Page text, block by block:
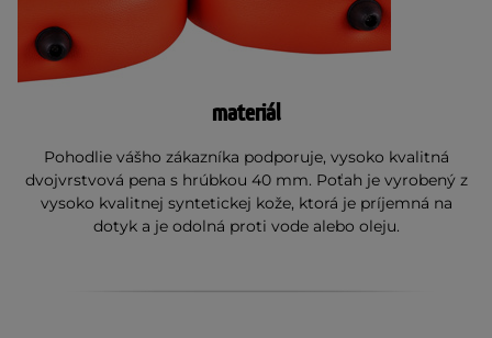
materiál
Pohodlie vášho zákazníka podporuje, vysoko kvalitná
dvojvrstvová pena s hrúbkou 40 mm. Poťah je vyrobený z
vysoko kvalitnej syntetickej kože, ktorá je príjemná na
dotyk a je odolná proti vode alebo oleju.